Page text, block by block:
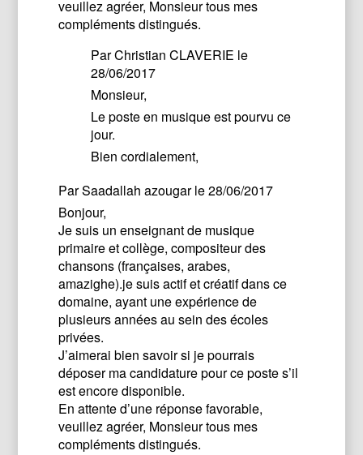
veuillez agréer, Monsieur tous mes
compléments distingués.
ParChristian CLAVERIE le
28/06/2017
Monsieur,
Le poste en musique est pourvu ce
jour.
Bien cordialement,
ParSaadallah azougarle 28/06/2017
Bonjour,
Je suis un enseignant de musique
primaire et collège, compositeur des
chansons (françaises, arabes,
amazighe).je suis actif et créatif dans ce
domaine, ayant une expérience de
plusieurs années au sein des écoles
privées.
J’aimerai bien savoir si je pourrais
déposer ma candidature pour ce poste s’il
est encore disponible.
En attente d’une réponse favorable,
veuillez agréer, Monsieur tous mes
compléments distingués.